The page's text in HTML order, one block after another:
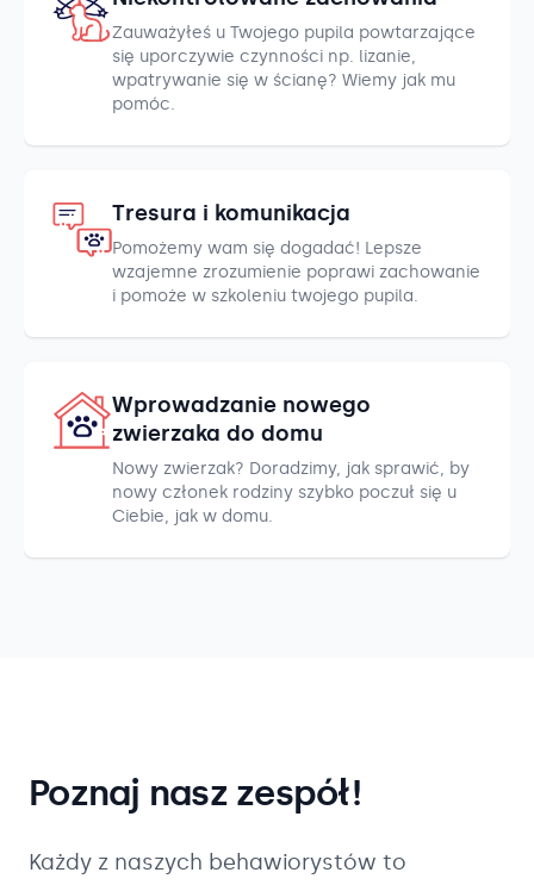
Zauważyłeś u Twojego pupila powtarzające
się uporczywie czynności np. lizanie,
wpatrywanie się w ścianę? Wiemy jak mu
pomóc.
Tresura i komunikacja
Pomożemy wam się dogadać! Lepsze
wzajemne zrozumienie poprawi zachowanie
i pomoże w szkoleniu twojego pupila.
Wprowadzanie nowego
zwierzaka do domu
Nowy zwierzak? Doradzimy, jak sprawić, by
nowy członek rodziny szybko poczuł się u
Ciebie, jak w domu.
Poznaj nasz zespół!
Każdy z naszych behawiorystów to